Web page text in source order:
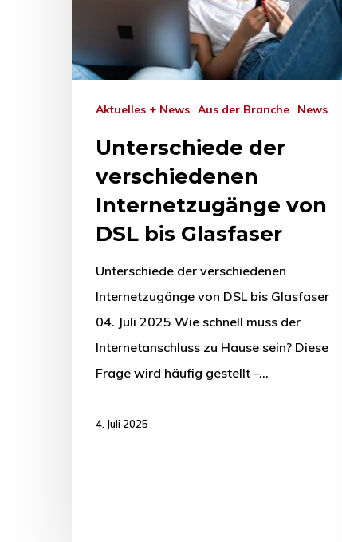
Aktuelles + News Aus der Branche News
Unterschiede der
verschiedenen
Internetzugänge von
DSL bis Glasfaser
Unterschiede der verschiedenen
Internetzugänge von DSL bis Glasfaser
04. Juli 2025 Wie schnell muss der
Internetanschluss zu Hause sein? Diese
Frage wird häufig gestellt –…
4. Juli 2025